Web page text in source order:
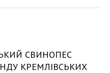
СВИНОПЕС
КРЕМЛІВСЬКИХ